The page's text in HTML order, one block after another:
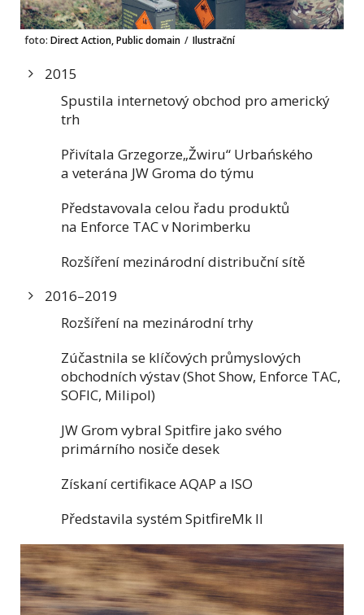
foto: Direct Action, Public domain / Ilustrační
2015
Spustila internetový obchod pro americký
trh
Přivítala Grzegorze„Žwiru“ Urbańského
a veterána JW Groma do týmu
Představovala celou řadu produktů
na Enforce TAC v Norimberku
Rozšíření mezinárodní distribuční sítě
2016–2019
Rozšíření na mezinárodní trhy
Zúčastnila se klíčových průmyslových
obchodních výstav (Shot Show, Enforce TAC,
SOFIC, Milipol)
JW Grom vybral Spitfire jako svého
primárního nosiče desek
Získaní certifikace AQAP a ISO
Představila systém SpitfireMk II